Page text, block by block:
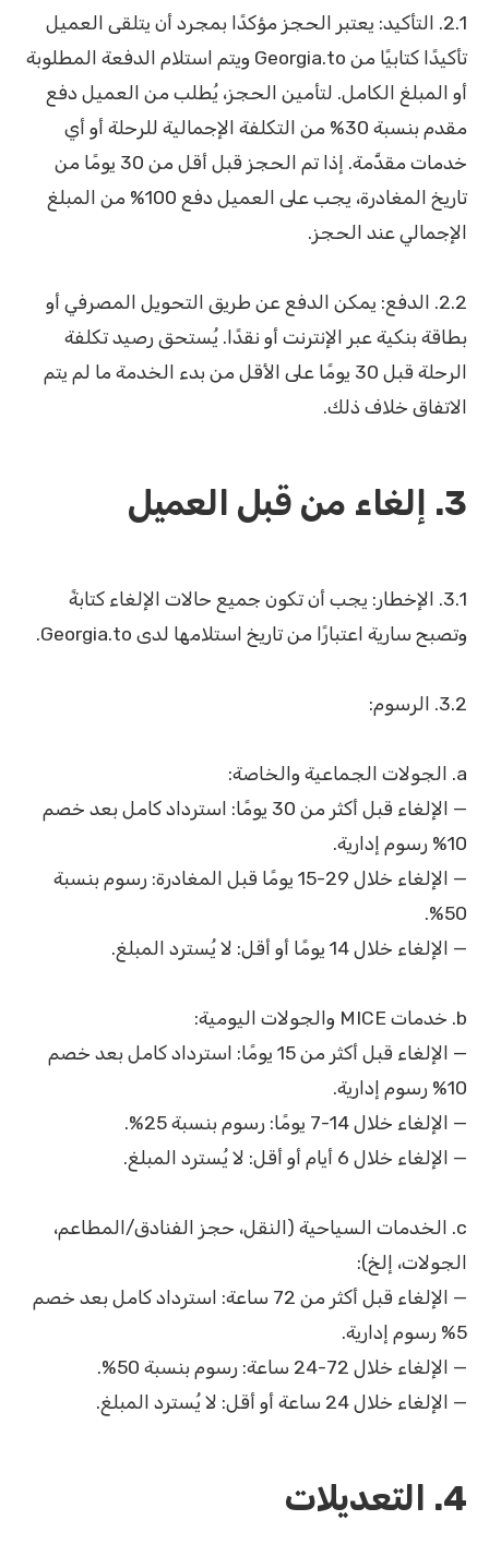
2.1. التأكيد: يعتبر الحجز مؤكدًا بمجرد أن يتلقى العميل
تأكيدًا كتابيًا من Georgia.to ويتم استلام الدفعة المطلوبة
أو المبلغ الكامل. لتأمين الحجز، يُطلب من العميل دفع
مقدم بنسبة 30% من التكلفة الإجمالية للرحلة أو أي
خدمات مقدَّمة. إذا تم الحجز قبل أقل من 30 يومًا من
تاريخ المغادرة، يجب على العميل دفع 100% من المبلغ
الإجمالي عند الحجز.
2.2. الدفع: يمكن الدفع عن طريق التحويل المصرفي أو
بطاقة بنكية عبر الإنترنت أو نقدًا. يُستحق رصيد تكلفة
الرحلة قبل 30 يومًا على الأقل من بدء الخدمة ما لم يتم
الاتفاق خلاف ذلك.
3. إلغاء من قبل العميل
3.1. الإخطار: يجب أن تكون جميع حالات الإلغاء كتابةً
وتصبح سارية اعتبارًا من تاريخ استلامها لدى Georgia.to.
3.2. الرسوم:
a. الجولات الجماعية والخاصة:
— الإلغاء قبل أكثر من 30 يومًا: استرداد كامل بعد خصم
10% رسوم إدارية.
— الإلغاء خلال 29-15 يومًا قبل المغادرة: رسوم بنسبة
50%.
— الإلغاء خلال 14 يومًا أو أقل: لا يُسترد المبلغ.
b. خدمات MICE والجولات اليومية:
— الإلغاء قبل أكثر من 15 يومًا: استرداد كامل بعد خصم
10% رسوم إدارية.
— الإلغاء خلال 14-7 يومًا: رسوم بنسبة 25%.
— الإلغاء خلال 6 أيام أو أقل: لا يُسترد المبلغ.
c. الخدمات السياحية (النقل، حجز الفنادق/المطاعم،
الجولات، إلخ):
— الإلغاء قبل أكثر من 72 ساعة: استرداد كامل بعد خصم
5% رسوم إدارية.
— الإلغاء خلال 72-24 ساعة: رسوم بنسبة 50%.
— الإلغاء خلال 24 ساعة أو أقل: لا يُسترد المبلغ.
4. التعديلات